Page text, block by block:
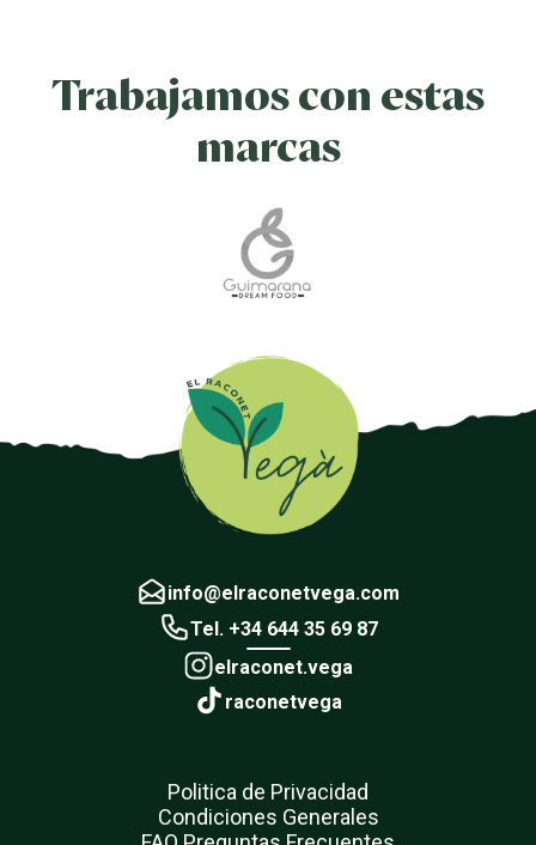
Trabajamos con estas
marcas
info@elraconetvega.com
Tel. +34 644 35 69 87
elraconet.vega
raconetvega
Politica de Privacidad
Condiciones Generales